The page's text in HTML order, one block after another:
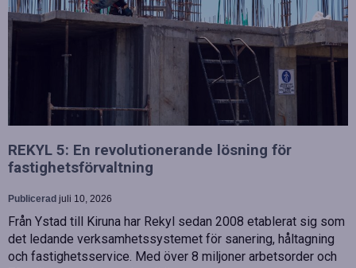
REKYL 5: En revolutionerande lösning för
fastighetsförvaltning
Publicerad juli 10, 2026
Från Ystad till Kiruna har Rekyl sedan 2008 etablerat sig som
det ledande verksamhetssystemet för sanering, håltagning
och fastighetsservice. Med över 8 miljoner arbetsorder och